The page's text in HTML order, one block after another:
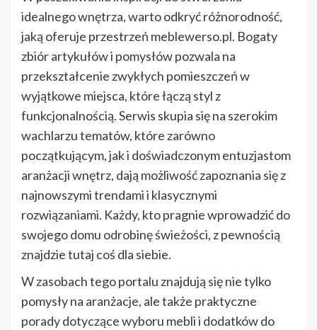
idealnego wnętrza, warto odkryć różnorodność,
jaką oferuje przestrzeń meblewerso.pl. Bogaty
zbiór artykułów i pomysłów pozwala na
przekształcenie zwykłych pomieszczeń w
wyjątkowe miejsca, które łączą styl z
funkcjonalnością. Serwis skupia się na szerokim
wachlarzu tematów, które zarówno
początkującym, jak i doświadczonym entuzjastom
aranżacji wnętrz, dają możliwość zapoznania się z
najnowszymi trendami i klasycznymi
rozwiązaniami. Każdy, kto pragnie wprowadzić do
swojego domu odrobinę świeżości, z pewnością
znajdzie tutaj coś dla siebie.
W zasobach tego portalu znajdują się nie tylko
pomysły na aranżacje, ale także praktyczne
porady dotyczące wyboru mebli i dodatków do